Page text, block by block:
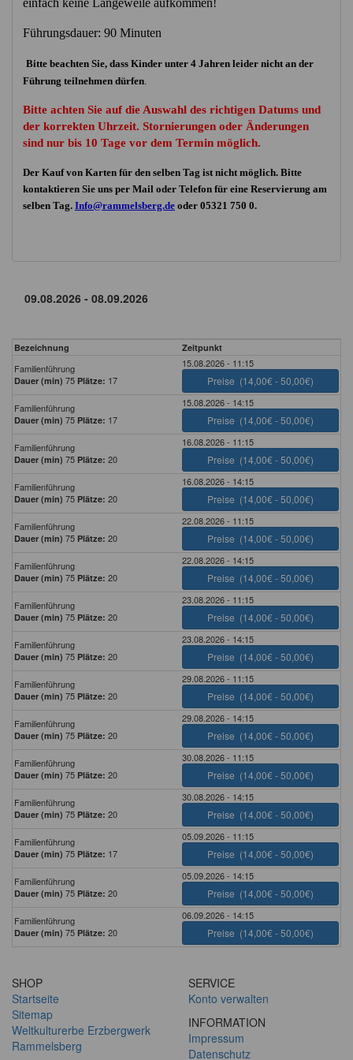
Führungsdauer: 90 Minuten
Bitte beachten Sie, dass Kinder unter 4 Jahren leider nicht an der
Führung teilnehmen dürfen
Bitte achten Sie auf die Auswahl des richtigen Datums und
der korrekten Uhrzeit. Stornierungen oder Änderungen
sind nur bis 10 Tage vor dem Termin möglich.
Der Kauf von Karten für den selben Tag ist nicht möglich. Bitte
kontaktieren Sie uns per Mail oder Telefon für eine Reservierung am
selben Tag. Info@rammelsberg.de oder 05321 750 0.
Bezeichnung Zeitpunkt
Familienführung
Dauer (min) 75 Plätze: 17
15.08.2026 - 11:15
Preise (14,00€ - 50,00€)
Familienführung
Dauer (min) 75 Plätze: 17
15.08.2026 - 14:15
Preise (14,00€ - 50,00€)
Familienführung
Dauer (min) 75 Plätze: 20
16.08.2026 - 11:15
Preise (14,00€ - 50,00€)
Familienführung
Dauer (min) 75 Plätze: 20
16.08.2026 - 14:15
Preise (14,00€ - 50,00€)
Familienführung
Dauer (min) 75 Plätze: 20
22.08.2026 - 11:15
Preise (14,00€ - 50,00€)
Familienführung
Dauer (min) 75 Plätze: 20
22.08.2026 - 14:15
Preise (14,00€ - 50,00€)
Familienführung
Dauer (min) 75 Plätze: 20
23.08.2026 - 11:15
Preise (14,00€ - 50,00€)
Familienführung
Dauer (min) 75 Plätze: 20
23.08.2026 - 14:15
Preise (14,00€ - 50,00€)
Familienführung
Dauer (min) 75 Plätze: 20
29.08.2026 - 11:15
Preise (14,00€ - 50,00€)
Familienführung
Dauer (min) 75 Plätze: 20
29.08.2026 - 14:15
Preise (14,00€ - 50,00€)
Familienführung
Dauer (min) 75 Plätze: 20
30.08.2026 - 11:15
Preise (14,00€ - 50,00€)
Familienführung
Dauer (min) 75 Plätze: 20
30.08.2026 - 14:15
Preise (14,00€ - 50,00€)
Familienführung
Dauer (min) 75 Plätze: 17
05.09.2026 - 11:15
Preise (14,00€ - 50,00€)
Familienführung
Dauer (min) 75 Plätze: 20
05.09.2026 - 14:15
Preise (14,00€ - 50,00€)
Familienführung
Dauer (min) 75 Plätze: 20
06.09.2026 - 14:15
Preise (14,00€ - 50,00€)
SHOP
Startseite
Sitemap
Weltkulturerbe Erzbergwerk
Rammelsberg
SERVICE
Konto verwalten
INFORMATION
Impressum
Datenschutz